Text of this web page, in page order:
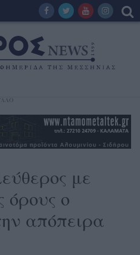
με
όρους ο
απόπειρα